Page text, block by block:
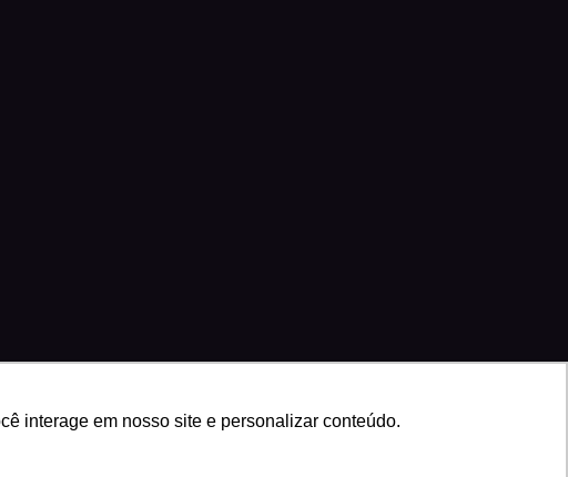
interage em nosso site e personalizar conteúdo.